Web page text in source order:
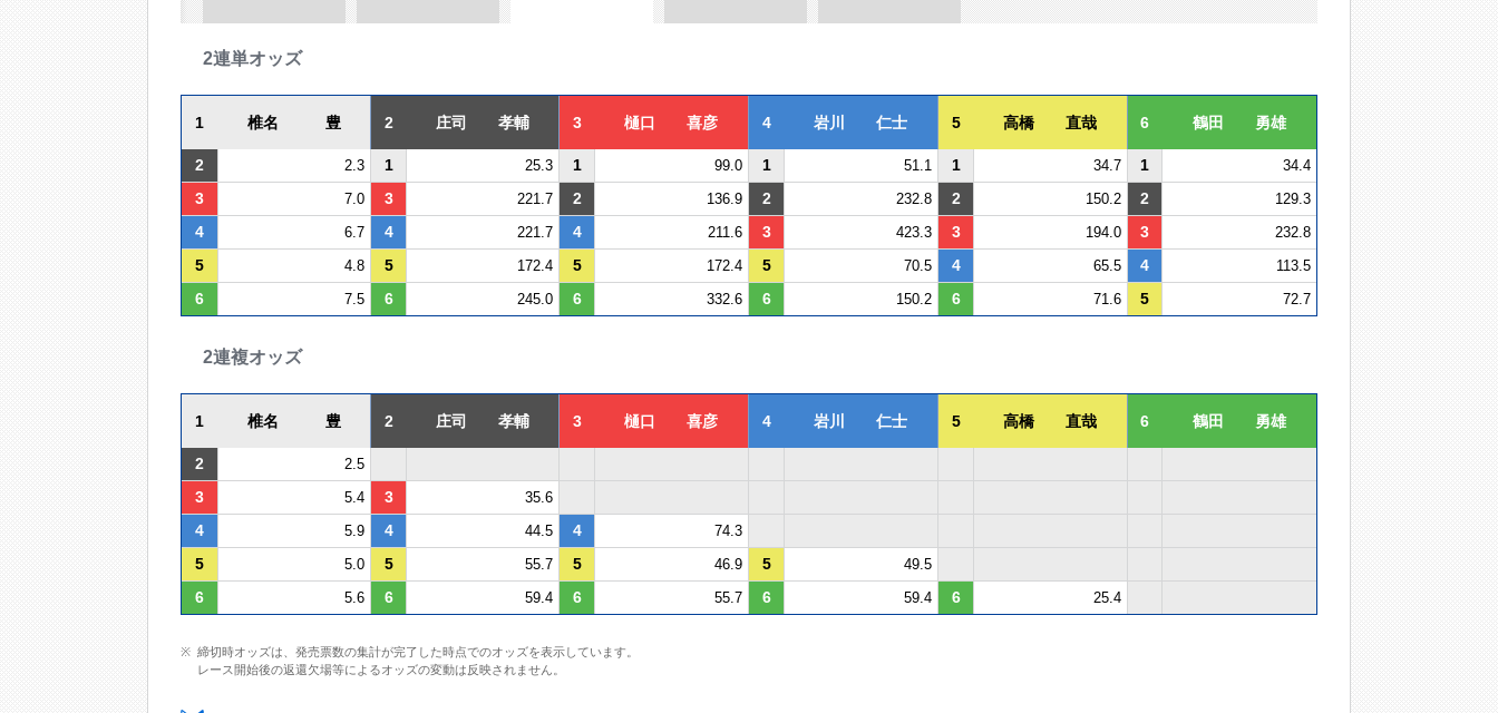
2連単オッズ
1 椎名 豊 2 庄司 孝輔 3 樋口 喜彦 4 岩川 仁士 5 高橋 直哉 6 鶴田 勇雄
2 2.3 1 25.3 1 99.0 1 51.1 1 34.7 1 34.4
3 7.0 3 221.7 2 136.9 2 232.8 2 150.2 2 129.3
4 6.7 4 221.7 4 211.6 3 423.3 3 194.0 3 232.8
5 4.8 5 172.4 5 172.4 5 70.5 4 65.5 4 113.5
6 7.5 6 245.0 6 332.6 6 150.2 6 71.6 5 72.7
2連複オッズ
1 椎名 豊 2 庄司 孝輔 3 樋口 喜彦 4 岩川 仁士 5 高橋 直哉 6 鶴田 勇雄
2 2.5
3 5.4 3 35.6
4 5.9 4 44.5 4 74.3
5 5.0 5 55.7 5 46.9 5 49.5
6 5.6 6 59.4 6 55.7 6 59.4 6 25.4
締切時オッズは、発売票数の集計が完了した時点でのオッズを表示しています。
レース開始後の返還欠場等によるオッズの変動は反映されません。